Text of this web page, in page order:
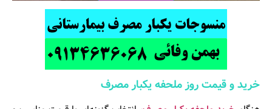
خرید و قیمت روز ملحفه یکبار مصرف